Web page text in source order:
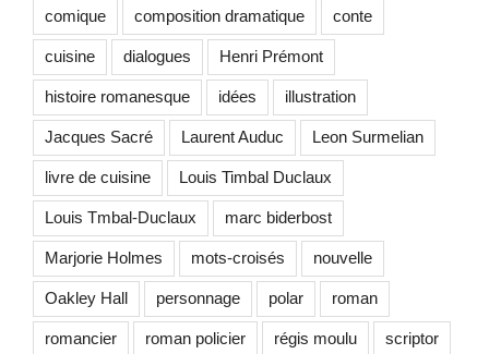
comique composition dramatique conte
cuisine dialogues Henri Prémont
histoire romanesque idées illustration
Jacques Sacré Laurent Auduc Leon Surmelian
livre de cuisine Louis Timbal Duclaux
Louis Tmbal-Duclaux marc biderbost
Marjorie Holmes mots-croisés nouvelle
Oakley Hall personnage polar roman
romancier roman policier régis moulu scriptor